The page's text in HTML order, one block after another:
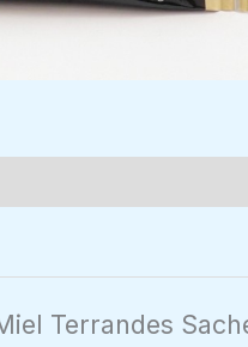
Terrandes